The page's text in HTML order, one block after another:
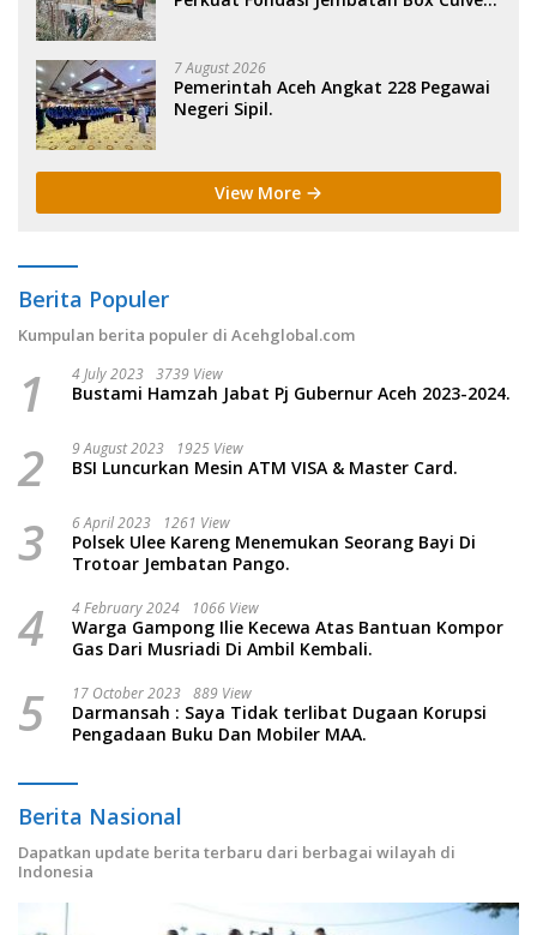
7 August 2026
Pemerintah Aceh Angkat 228 Pegawai
Negeri Sipil.
View More
Berita Populer
Kumpulan berita populer di Acehglobal.com
1 4 July 2023 3739 View
Bustami Hamzah Jabat Pj Gubernur Aceh 2023-2024.
2 9 August 2023 1925 View
BSI Luncurkan Mesin ATM VISA & Master Card.
3 6 April 2023 1261 View
Polsek Ulee Kareng Menemukan Seorang Bayi Di
Trotoar Jembatan Pango.
4 4 February 2024 1066 View
Warga Gampong Ilie Kecewa Atas Bantuan Kompor
Gas Dari Musriadi Di Ambil Kembali.
5 17 October 2023 889 View
Darmansah : Saya Tidak terlibat Dugaan Korupsi
Pengadaan Buku Dan Mobiler MAA.
Berita Nasional
Dapatkan update berita terbaru dari berbagai wilayah di
Indonesia